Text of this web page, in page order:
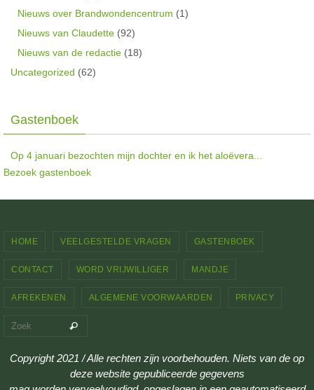
Nieuws over Brandwondencentrum (1)
Nieuws van Claudette (92)
Nieuws van de redactie (18)
Uncategorized (62)
Gastenboek
Op 4 januari bezochten mijn dochter en ik het aloëvera...
Bezoek gastenboek
HOME VEELGESTELDE VRAGEN GASTENBOEK
CONTACT WORD VRIJWILLIGER MANDJE
AFREKENEN ALGEMENE VOORWAARDEN PRIVACY
Zoek
Copyright 2021 / Alle rechten zijn voorbehouden. Niets van de op
deze website gepubliceerde gegevens